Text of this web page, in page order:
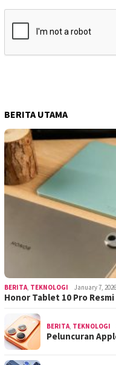
BERITA UTAMA
BERITA, TEKNOLOGI January 7, 2026
Honor Tablet 10 Pro
BERITA, TEKNOLOGI
Peluncuran